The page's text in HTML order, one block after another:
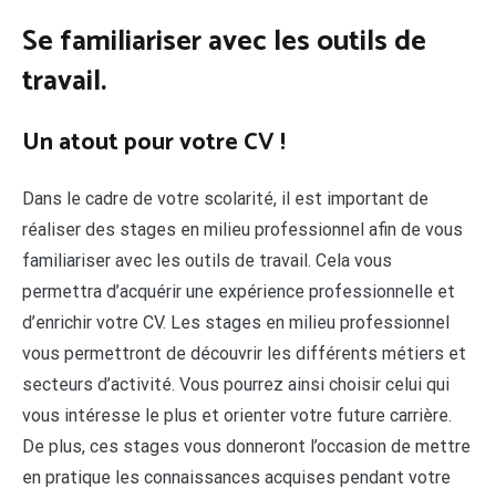
Se familiariser avec les outils de
travail.
Un atout pour votre CV !
Dans le cadre de votre scolarité, il est important de
réaliser des stages en milieu professionnel afin de vous
familiariser avec les outils de travail. Cela vous
permettra d’acquérir une expérience professionnelle et
d’enrichir votre CV. Les stages en milieu professionnel
vous permettront de découvrir les différents métiers et
secteurs d’activité. Vous pourrez ainsi choisir celui qui
vous intéresse le plus et orienter votre future carrière.
De plus, ces stages vous donneront l’occasion de mettre
en pratique les connaissances acquises pendant votre